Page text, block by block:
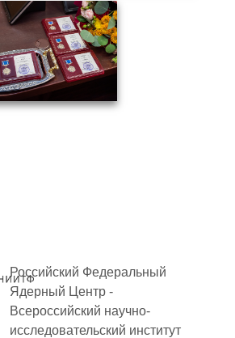
Российский Федеральный
Ядерный Центр -
Всероссийский научно-
исследовательский институт